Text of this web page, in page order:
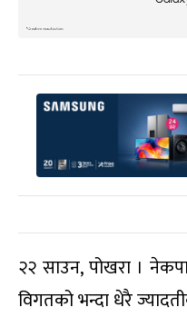
२२ साउन, पोखरा ।
विगतको भन्दा धेरै